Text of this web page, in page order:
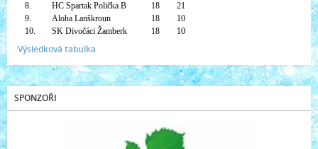
8.
HC Spartak Polička B 18
21
9.
Aloha Lanškroun 18
10
10.
SK Divočáci Žamberk 18 10
Výsledková tabulka
SPONZOŘI